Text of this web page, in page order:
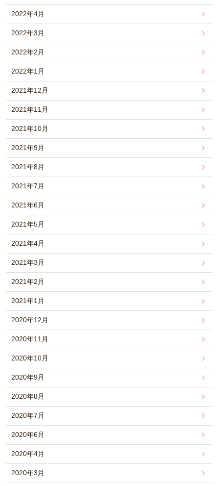
2022年4月
2022年3月
2022年2月
2022年1月
2021年12月
2021年11月
2021年10月
2021年9月
2021年8月
2021年7月
2021年6月
2021年5月
2021年4月
2021年3月
2021年2月
2021年1月
2020年12月
2020年11月
2020年10月
2020年9月
2020年8月
2020年7月
2020年6月
2020年4月
2020年3月